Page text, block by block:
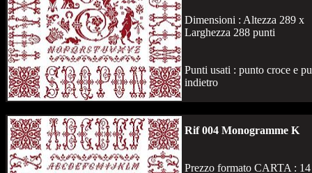
Dimensioni : Altezza 289 x
Larghezza 288 punti
Punti usati : punto croce e
indietro
Rif 004 Monogramme K
Prezzo formato CARTA :